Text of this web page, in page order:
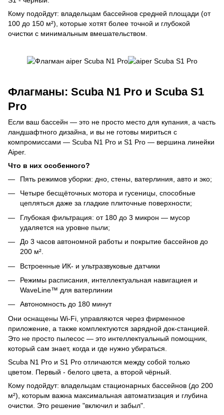
Кому подойдут: владельцам бассейнов средней площади (от
100 до 150 м²), которые хотят более точной и глубокой
очистки с минимальным вмешательством.
Флагманы: Scuba N1 Pro и Scuba S1
Pro
Если ваш бассейн — это не просто место для купания, а часть
ландшафтного дизайна, и вы не готовы мириться с
компромиссами — Scuba N1 Pro и S1 Pro — вершина линейки
Aiper.
Что в них особенного?
Пять режимов уборки: дно, стены, ватерлиния, авто и эко;
Четыре бесщёточных мотора и гусеницы, способные
цепляться даже за гладкие плиточные поверхности;
Глубокая фильтрация: от 180 до 3 микрон — мусор
удаляется на уровне пыли;
До 3 часов автономной работы и покрытие бассейнов до
200 м².
Встроенные ИК- и ультразвуковые датчики
Режимы расписания, интеллектуальная навигациея и
WaveLine™ для ватерлинии
Автономность до 180 минут
Они оснащены Wi‑Fi, управляются через фирменное
приложение, а также комплектуются зарядной док-станцией.
Это не просто пылесос — это интеллектуальный помощник,
который сам знает, когда и где нужно убираться.
Scuba N1 Pro и S1 Pro отличаются между собой только
цветом. Первый - белого цвета, а второй чёрный.
Кому подойдут: владельцам стационарных бассейнов (до 200
м²), которым важна максимальная автоматизация и глубина
очистки. Это решение "включил и забыл".